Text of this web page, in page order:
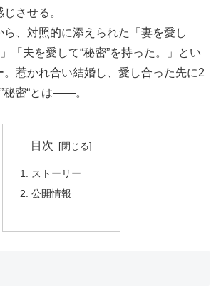
させる。
ら、対照的に添えられた「妻を愛し
「夫を愛して“秘密”を持った。」とい
。惹かれ合い結婚し、愛し合った先に2
秘密“とは――。
目次
ストーリー
公開情報